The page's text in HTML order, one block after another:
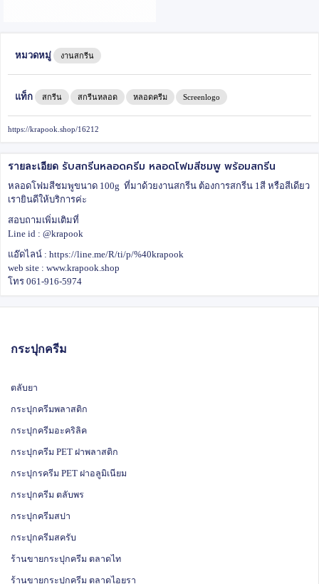
หมวดหมู่ งานสกรีน
แท็ก สกรีน สกรีนหลอด หลอดครีม Screenlogo
https://krapook.shop/16212
รายละเอียด รับสกรีนหลอดครีม หลอดโฟมสีชมพู พร้อมสกรีน
หลอดโฟมสีชมพูขนาด 100g ที่มาด้วยงานสกรีน ต้องการสกรีน 1สี หรือสีเดียว
เรายินดีให้บริการค่ะ
สอบถามเพิ่มเติมที่
Line id : @krapook
แอ๊ดไลน์ : https://line.me/R/ti/p/%40krapook
web site : www.krapook.shop
โทร 061-916-5974
กระปุกครีม
ตลับยา
กระปุกครีมพลาสติก
กระปุกครีมอะคริลิค
กระปุกครีม PET ฝาพลาสติก
กระปุกรครีม PET ฝาอลูมิเนียม
กระปุกครีม ตลับพร
กระปุกครีมสปา
กระปุกครีมสครับ
ร้านขายกระปุกครีม ตลาดไท
ร้านขายกระปุกครีม ตลาดไอยรา